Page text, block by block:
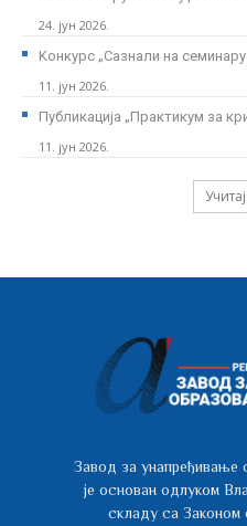
24. јун 2026.
Kонкурс „Сазнали на
11. јун 2026.
Публикација „Практикум за
11. јун 2026.
Завод за унапређивање
је основан одлуком
складу са Законом